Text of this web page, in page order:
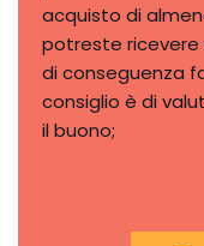
acquisto di
potreste ricevere
di conseguenza
consiglio è di
il buono;